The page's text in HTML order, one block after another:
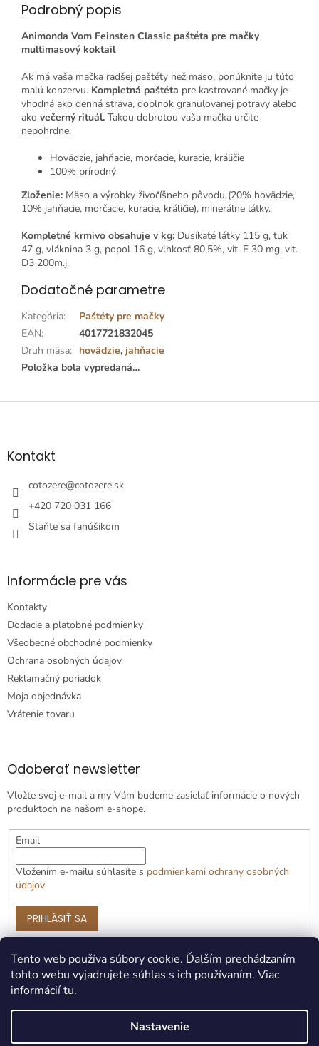
Tento web používa súbory cookie. Ďalším prechádzaním
tohto webu vyjadrujete súhlas s ich používaním. Viac
informáciítu.
Nastavenie
Podrobný popis
Animonda Vom Feinsten Classic paštéta pre mačky
multimasový koktail
Ak má vaša mačka radšej paštéty než mäso, ponúknite ju túto
malú konzervu. Kompletná paštéta pre kastrované mačky je
vhodná ako denná strava, doplnok granulovanej potravy alebo
ako večerný rituál. Takou dobrotou vaša mačka určite
nepohrdne.
Hovädzie, jahňacie, morčacie, kuracie, králičie
100% prírodný
Zloženie: Mäso a výrobky živočíšneho pôvodu (20% hovädzie,
10% jahňacie, morčacie, kuracie, králičie), minerálne látky.
Kompletné krmivo obsahuje v kg: Dusíkaté látky 115 g, tuk
47 g, vláknina 3 g, popol 16 g, vlhkosť 80,5%, vit. E 30 mg, vit.
D3 200m.j.
Dodatočné parametre
Kategória:
Paštéty pre mačky
EAN:
4017721832045
Druh mäsa: hovädzie, jahňacie
Položka bola vypredaná…
Z
äKontakt
cotozere@cotozere.sk
+420 720 031 166
Staňte sa fanúšikom
Informácie pre vás
Kontakty
Dodacie a platobné podmienky
Všeobecné obchodné podmienky
Ochrana osobných údajov
Reklamačný poriadok
Moja objednávka
Vrátenie tovaru
Odoberať newsletter
Vložte svoj e-mail a my Vám budeme zasielať informácie o nových
produktoch na našom e-shope.
Email
Vložením e-mailu súhlasíte s podmienkami ochrany osobných
údajov
PRIHLÁSIŤ SA
Vytvoril Shoptet Premium